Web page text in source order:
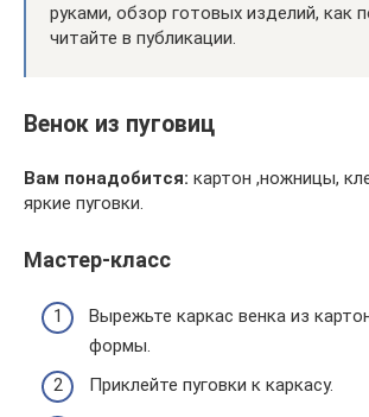
руками, обзор готовых изделий, как
читайте в публикации.
Венок из пуговиц
Вам понадобится: картон ,ножницы,
яркие пуговки.
Мастер-класс
Вырежьте каркас венка из
формы.
Приклейте пуговки к каркасу.